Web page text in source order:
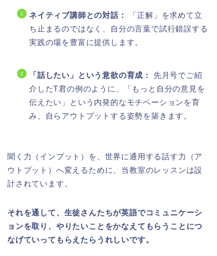
ネイティブ講師との対話：
「正解」を求めて立
ち止まるのではなく、自分の言葉で試行錯誤する
実践の場を豊富に提供します。
「話したい」という意欲の育成：
先月号でご紹
介したT君の例のように、「もっと自分の意見を
伝えたい」という内発的なモチベーションを育
み、自らアウトプットする姿勢を築きます。
聞く力（インプット）を、世界に通用する話す力（ア
ウトプット）へ変えるために、当教室のレッスンは設
計されています。
それを通して、生徒さんたちが英語でコミュニケーシ
ョンを取り、やりたいことをかなえてもらうことにつ
なげていってもらえたらうれしいです。